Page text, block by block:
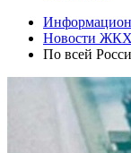
Новости ЖКХ
По всей